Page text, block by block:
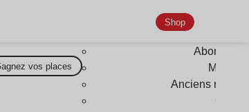
Gagnez vos places
Shop
Anciens